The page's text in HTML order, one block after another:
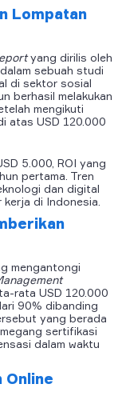
Lompatan
yang dirilis oleh
sebuah studi
di sektor sosial
berhasil melakukan
mengikuti
atas USD 120.000
5.000, ROI yang
pertama. Tren
dan digital
di Indonesia.
mengantongi
rata USD 120.000
90% dibanding
yang berada
sertifikasi
dalam waktu
Online